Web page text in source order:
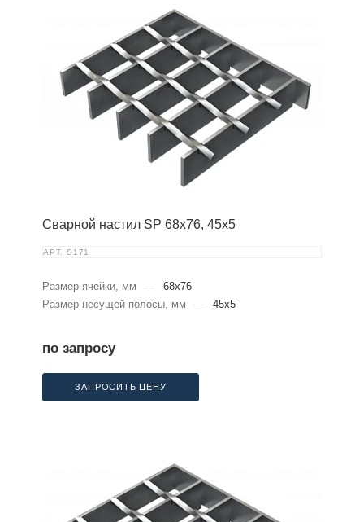
Сварной настил SP 68х76, 45х5
АРТ. S171
Размер ячейки, мм —
68x76
Размер несущей полосы, мм
— 45x5
по запросу
ЗАПРОСИТЬ ЦЕНУ